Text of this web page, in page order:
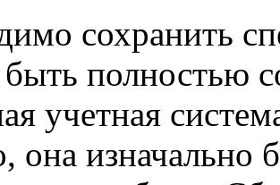
сохранить
полностью
учетная
она изначально